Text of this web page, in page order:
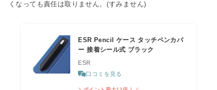
くなっても責任は取りません。(すみません)
ESR Pencil ケース タッチペンカバ
ー 接着シール式 ブラック
ESR
口コミを見る